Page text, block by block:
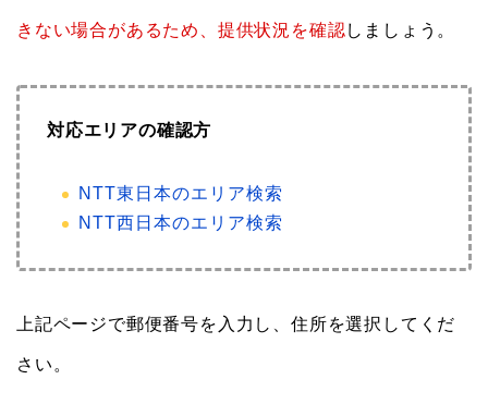
きない場合があるため、提供状況を確認しましょう。
対応エリアの確認方
NTT東日本のエリア検索
NTT西日本のエリア検索
上記ページで郵便番号を入力し、住所を選択してくだ
さい。